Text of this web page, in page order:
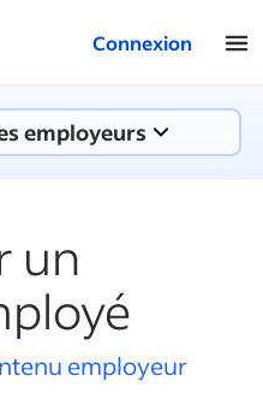
Connexion
employeurs
un
employeur